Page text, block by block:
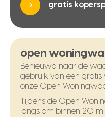
gratis
open
Benieuwd naar de
gebruik van een
onze Open
Tijdens de Open
langs om binnen 20